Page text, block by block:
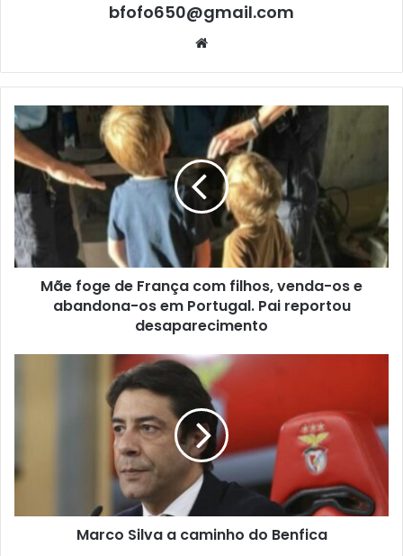
bfofo650@gmail.com
Website
Mãe foge de França com filhos, venda-os e
abandona-os em Portugal. Pai reportou
desaparecimento
Marco Silva a caminho do Benfica